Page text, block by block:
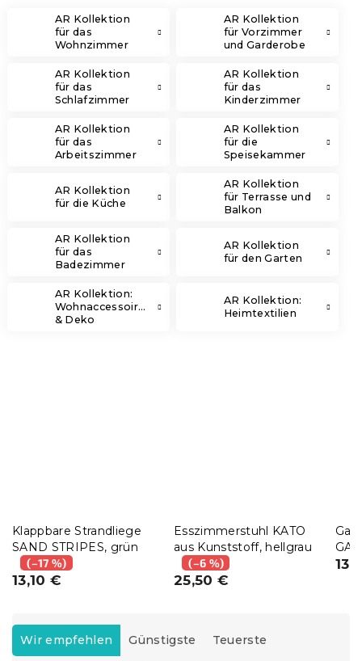
AR Kollektion
für das
Wohnzimmer
AR Kollektion
für Vorzimmer
und Garderobe
AR Kollektion
für das
Schlafzimmer
AR Kollektion
für das
Kinderzimmer
AR Kollektion
für das
Arbeitszimmer
AR Kollektion
für die
Speisekammer
AR Kollektion
für die Küche
AR Kollektion
für Terrasse und
Balkon
AR Kollektion
für das
Badezimmer
AR Kollektion
für den Garten
AR Kollektion:
Wohnaccessoires
& Deko
AR Kollektion:
Heimtextilien
Klappbare Strandliege
SAND STRIPES, grün
(–17 %)
13,10 €
Esszimmerstuhl KATO
aus Kunststoff, hellgrau
(–6 %)
25,50 €
P
Wir empfehlen Günstigste Teuerste